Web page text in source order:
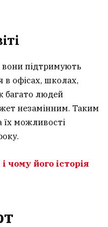
підтримують
в офісах, школах,
багато людей
незамінним. Таким
можливості
його історія